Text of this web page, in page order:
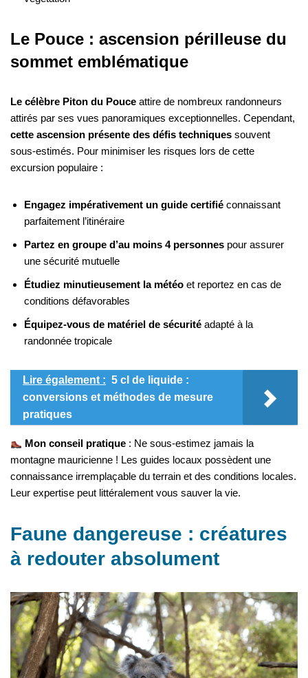
Le Pouce : ascension périlleuse du
sommet emblématique
Le célèbre Piton du Pouce attire de nombreux randonneurs
attirés par ses vues panoramiques exceptionnelles. Cependant,
cette ascension présente des défis techniques souvent
sous-estimés. Pour minimiser les risques lors de cette
excursion populaire :
Engagez impérativement un guide certifié connaissant
parfaitement l’itinéraire
Partez en groupe d’au moins 4 personnes pour assurer
une sécurité mutuelle
Étudiez minutieusement la météo et reportez en cas de
conditions défavorables
Équipez-vous de matériel de sécurité adapté à la
randonnée tropicale
Lire également : 5 cl de liquide :
conversions et méthodes de mesure
pratiques
Mon conseil pratique : Ne sous-estimez jamais la
montagne mauricienne ! Les guides locaux possèdent une
connaissance irremplaçable du terrain et des conditions locales.
Leur expertise peut littéralement vous sauver la vie.
Faune dangereuse : créatures
à redouter absolument